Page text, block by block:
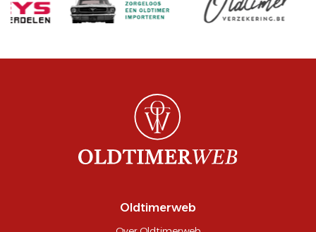
Oldtimerweb